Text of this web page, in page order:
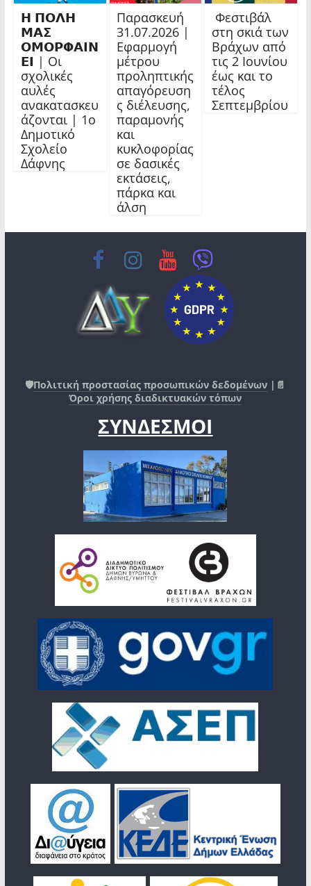
𝝜 𝝥𝝤𝝠𝝜
𝝡𝝖𝝨
𝝤𝝡𝝤𝝦𝝫𝝖𝝞𝝢
𝝚𝝞 | Οι
σχολικές
αυλές
ανακατασκευ
άζονται | 1ο
Δημοτικό
Σχολείο
Δάφνης
Παρασκευή
31.07.2026 |
Εφαρμογή
μέτρου
προληπτικής
απαγόρευση
ς διέλευσης,
παραμονής
και
κυκλοφορίας
σε δασικές
εκτάσεις,
πάρκα και
άλση
Φεστιβάλ
στη σκιά των
Βράχων από
τις 2 Ιουνίου
έως και το
τέλος
Σεπτεμβρίου
🛡️Πολιτική προστασίας προσωπικών δεδομένων |📄
Όροι χρήσης διαδικτυακών τόπων
ΣΥΝΔΕΣΜΟΙ